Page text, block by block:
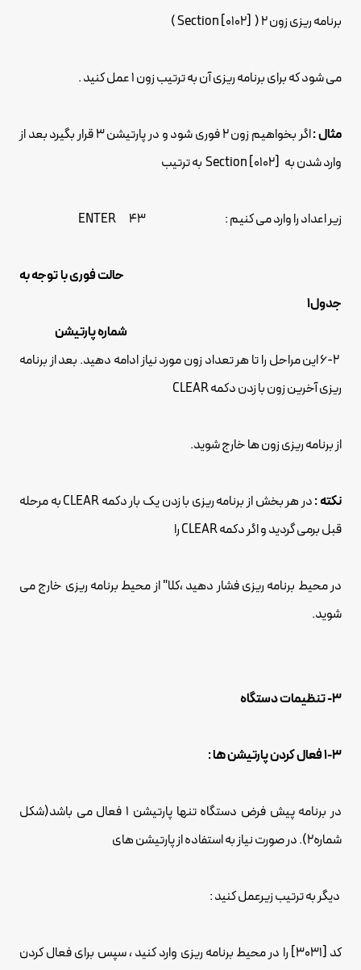
برنامه ریزی زون 2 ( [0102] Section )
می شود که برای برنامه ریزی آن به ترتیب زون 1 عمل کنید .
مثال :
اگر بخواهیم زون 2 فوری شود و در پارتیشن 3 قرار بگیرد بعد از
وارد شدن به [0102] Section به ترتیب
زیر اعداد را وارد می کنیم : 43 ENTER
حالت فوری با توجه به
جدول1
شماره پارتیشن
6-2 این مراحل را تا هر تعداد زون مورد نیاز ادامه دهید. بعد از برنامه
ریزی آخرین زون با زدن دکمه CLEAR
از برنامه ریزی زون ها خارج شوید.
نکته :
در هر بخش از برنامه ریزی با زدن یک بار دکمه CLEAR به مرحله
قبل برمی گردید و اگر دکمه CLEAR را
در محیط برنامه ریزی فشار دهید ،کلا" از محیط برنامه ریزی خارج می
شوید.
3- تنظیمات دستگاه
1-3 فعال کردن پارتیشن ها :
در برنامه پیش فرض دستگاه تنها پارتیشن 1 فعال می باشد(شکل
شماره2). در صورت نیاز به استفاده از پارتیشن های
دیگر به ترتیب زیرعمل کنید :
کد [3031] را در محیط برنامه ریزی وارد کنید ، سپس برای فعال کردن